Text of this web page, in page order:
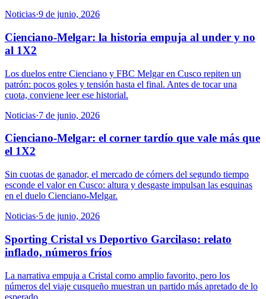
Noticias·9 de junio, 2026
Cienciano-Melgar: la historia empuja al under y no
al 1X2
Los duelos entre Cienciano y FBC Melgar en Cusco repiten un
patrón: pocos goles y tensión hasta el final. Antes de tocar una
cuota, conviene leer ese historial.
Noticias·7 de junio, 2026
Cienciano-Melgar: el corner tardío que vale más que
el 1X2
Sin cuotas de ganador, el mercado de córners del segundo tiempo
esconde el valor en Cusco: altura y desgaste impulsan las esquinas
en el duelo Cienciano-Melgar.
Noticias·5 de junio, 2026
Sporting Cristal vs Deportivo Garcilaso: relato
inflado, números fríos
La narrativa empuja a Cristal como amplio favorito, pero los
números del viaje cusqueño muestran un partido más apretado de lo
esperado.